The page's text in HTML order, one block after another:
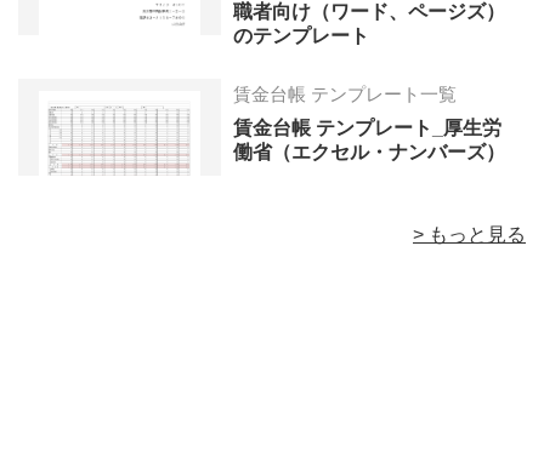
職者向け（ワード、ページズ）
のテンプレート
賃金台帳 テンプレート一覧
賃金台帳 テンプレート_厚生労
働省（エクセル・ナンバーズ）
> もっと見る